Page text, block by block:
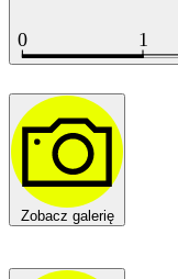
Zobacz galerię